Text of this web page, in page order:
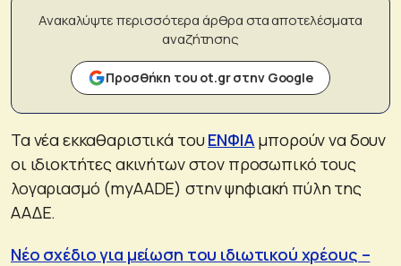
Ανακαλύψτε περισσότερα άρθρα στα αποτελέσματα
αναζήτησης
Προσθήκη του ot.gr στην Google
Τα νέα εκκαθαριστικά τουΕΝΦΙΑ μπορούν να δουν
οι ιδιοκτήτες ακινήτων στον προσωπικό τους
λογαριασμό (myAADΕ) στην ψηφιακή πύλη της
ΑΑΔΕ.
Νέο σχέδιο για μείωση του ιδιωτικού χρέους –